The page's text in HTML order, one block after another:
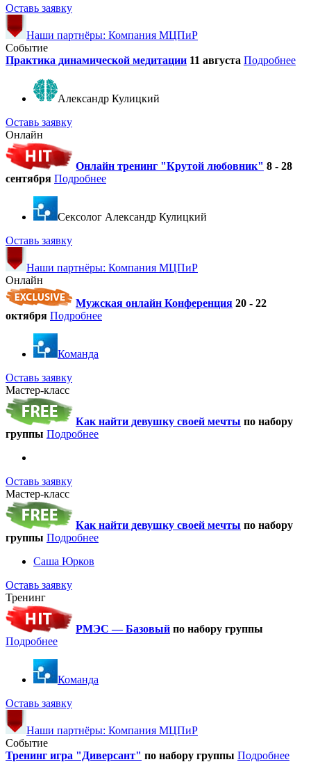
Оставь заявку
Наши партнёры: Компания МЦПиР
Событие
Практика динамической медитации 11 августа Подробнее
Александр Кулицкий
Оставь заявку
Онлайн
Онлайн тренинг "Крутой любовник" 8 - 28
сентября Подробнее
Cексолог Александр Кулицкий
Оставь заявку
Наши партнёры: Компания МЦПиР
Онлайн
Мужская онлайн Конференция 20 - 22
октября Подробнее
Команда
Оставь заявку
Мастер-класс
Как найти девушку своей мечты по набору
группы Подробнее
Оставь заявку
Мастер-класс
Как найти девушку своей мечты по набору
группы Подробнее
Саша Юрков
Оставь заявку
Тренинг
РМЭС — Базовый по набору группы
Подробнее
Команда
Оставь заявку
Наши партнёры: Компания МЦПиР
Событие
Тренинг игра "Диверсант" по набору группы Подробнее